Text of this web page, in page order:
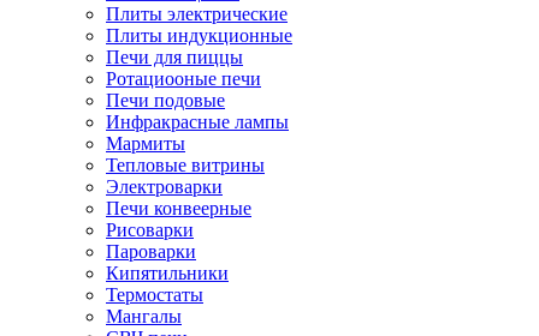
Плиты электрические
Плиты индукционные
Печи для пиццы
Ротациооные печи
Печи подовые
Инфракрасные лампы
Мармиты
Тепловые витрины
Электроварки
Печи конвеерные
Рисоварки
Пароварки
Кипятильники
Термостаты
Мангалы